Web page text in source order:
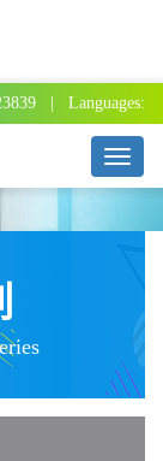
| Languages:
T
o
g
i
g